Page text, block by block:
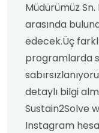
Müdürümüz
arasında
edecek.Üç
programlarda
detaylı bilgi
Sustain2Solve
Instagram